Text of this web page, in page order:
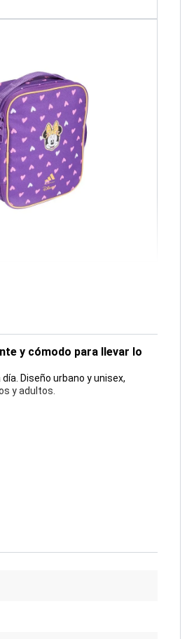
y cómodo para llevar lo
Diseño urbano y unisex,
y adultos.